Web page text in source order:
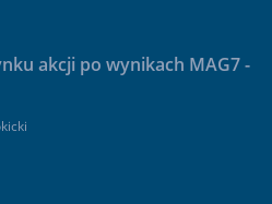
akcji po wynikach MAG7 -